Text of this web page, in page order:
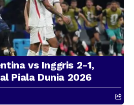
vs Inggris 2-1,
Piala Dunia 2026